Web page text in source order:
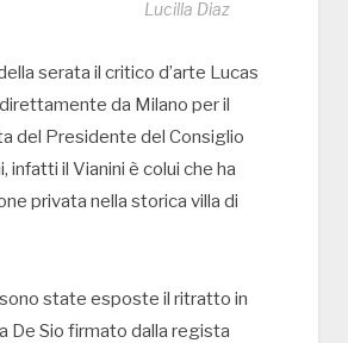
Lucilla Diaz
serata il critico d’arte Lucas
da Milano per il
del Presidente del Consiglio
infatti il Vianini è colui che ha
privata nella storica villa di
sono state esposte il ritratto in
De Sio firmato dalla regista